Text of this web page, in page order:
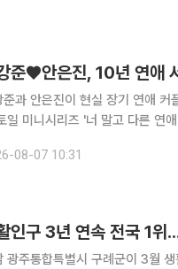
준♥안은진, 10년 연애
과 안은진이 현실 장기 연애 커플
일 미니시리즈 '너 말고 다른 연
과 마주하는 이야기를 그린 현실
08-07 10:31
인구 3년 연속 전국 1위
주통합특별시 구례군이 3월 생활인